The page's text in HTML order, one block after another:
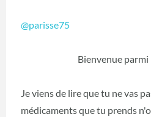
@parisse75
Bienvenue parmi
Je viens de lire que tu ne vas
médicaments que tu prends